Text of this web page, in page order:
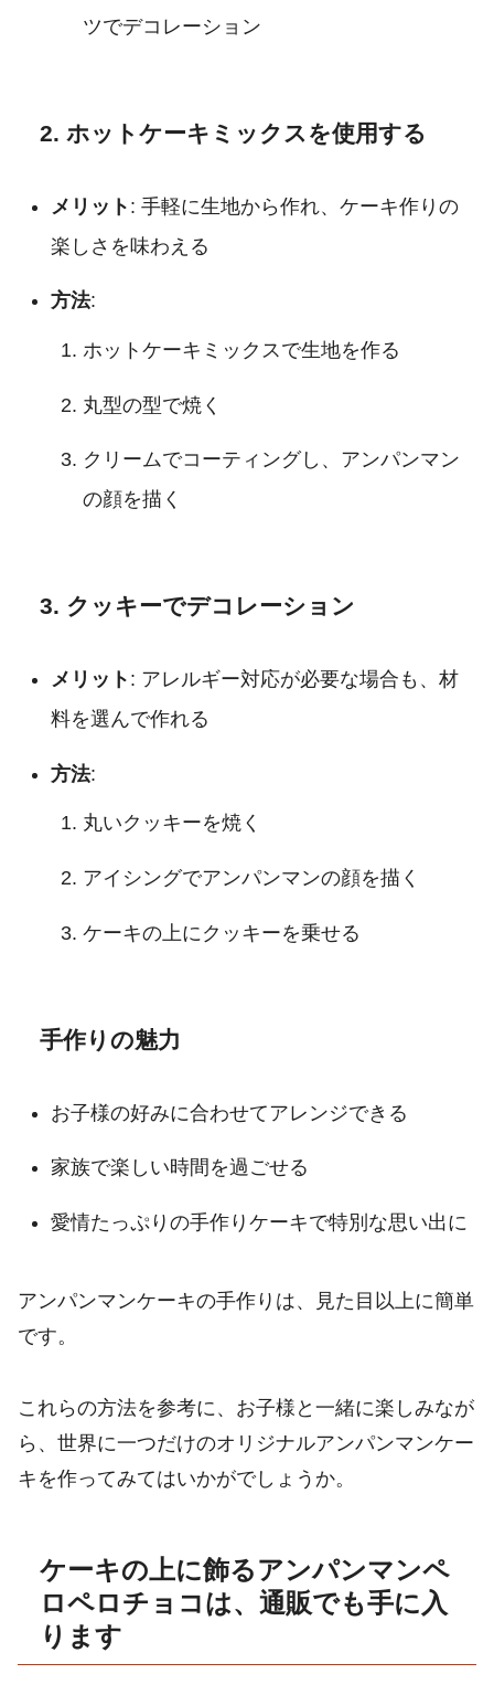
ツでデコレーション
2. ホットケーキミックスを使用する
メリット : 手軽に生地から作れ、ケーキ作りの
楽しさを味わえる
方法:
ホットケーキミックスで生地を作る
丸型の型で焼く
クリームでコーティングし、アンパンマン
の顔を描く
3. クッキーでデコレーション
メリット : アレルギー対応が必要な場合も、材
料を選んで作れる
方法:
丸いクッキーを焼く
アイシングでアンパンマンの顔を描く
ケーキの上にクッキーを乗せる
手作りの魅力
お子様の好みに合わせてアレンジできる
家族で楽しい時間を過ごせる
愛情たっぷりの手作りケーキで特別な思い出に
アンパンマンケーキの手作りは、見た目以上に簡単
です。
これらの方法を参考に、お子様と一緒に楽しみなが
ら、世界に一つだけのオリジナルアンパンマンケー
キを作ってみてはいかがでしょうか。
ケーキの上に飾るアンパンマンペ
ロペロチョコは、通販でも手に入
ります